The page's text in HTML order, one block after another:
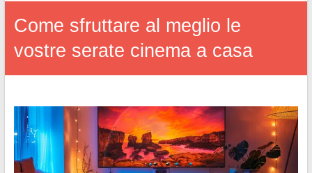
Come sfruttare al meglio le
vostre serate cinema a casa